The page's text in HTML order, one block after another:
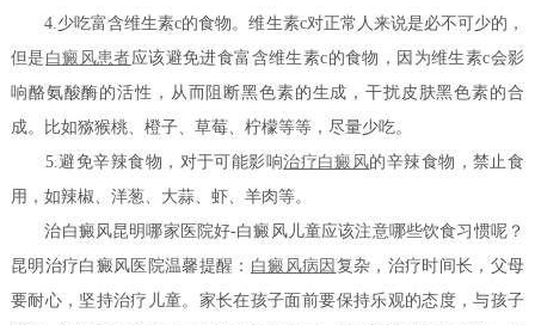
4.少吃富含维生素c的食物。维生素c对正常人来说是必不可少的，
但是 白癜风患者应该避免进食富含维生素c的食物，因为维生素c会影
响酪氨酸酶的活性，从而阻断黑色素的生成，干扰皮肤黑色素的合
成。比如猕猴桃、橙子、草莓、柠檬等等，尽量少吃。
5.避免辛辣食物，对于可能影响治疗白癜风的辛辣食物，禁止食
用，如辣椒、洋葱、大蒜、虾、羊肉等。
治白癜风昆明哪家医院好-白癜风儿童应该注意哪些饮食习惯呢？
昆明治疗白癜风医院温馨提醒： 白癜风病因 复杂，治疗时间长，父母
要耐心，坚持治疗儿童。家长在孩子面前要保持乐观的态度，与孩子